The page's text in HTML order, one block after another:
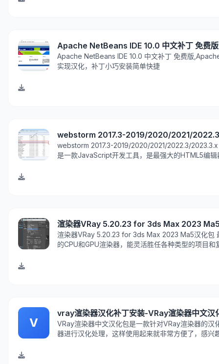
Apache NetBeans IDE 10.0 中文补丁 免费版
Apache NetBeans IDE 10.0 中文补丁 免费版
实现汉化，补丁小巧安装简单快捷
webstorm 2017.3-2019/2020/2021/
webstorm 2017.3-2019/2020/2021/2022.3/
是一款JavaScript开发工具，是最强大的HTML5编
渲染器VRay 5.20.23 for 3ds Max 2023
渲染器VRay 5.20.23 for 3ds Max 2023 Ma5汉化包
的CPU和GPU渲染器，能灵活胜任各种类型的项目
V
vray渲染器汉化补丁安装-VRay渲染器中文汉
VRay渲染器中文汉化包是一款针对VRay渲染器的
器进行汉化处理，这样使用起来就非常方便了，感